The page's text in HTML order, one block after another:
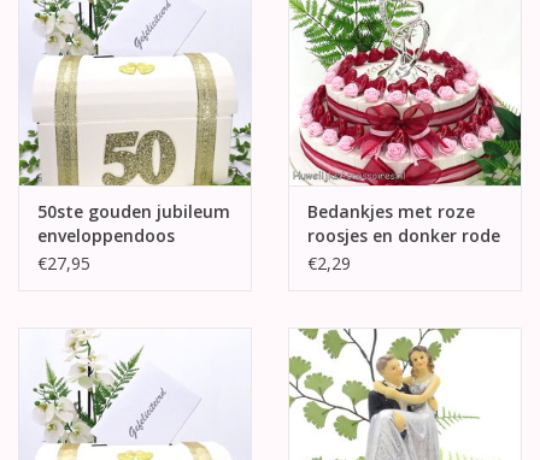
50ste gouden jubileum
enveloppendoos
€27,95
Bedankjes met roze
roosjes en donker rode
hartjes
€2,29